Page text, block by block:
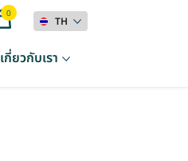
0
TH
เกี่ยวกับเรา